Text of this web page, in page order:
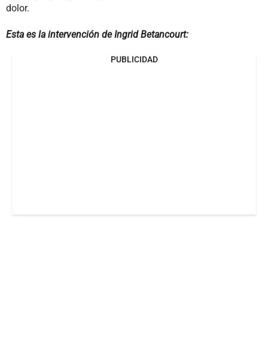
dolor.
Esta es la intervención de Ingrid Betancourt:
PUBLICIDAD